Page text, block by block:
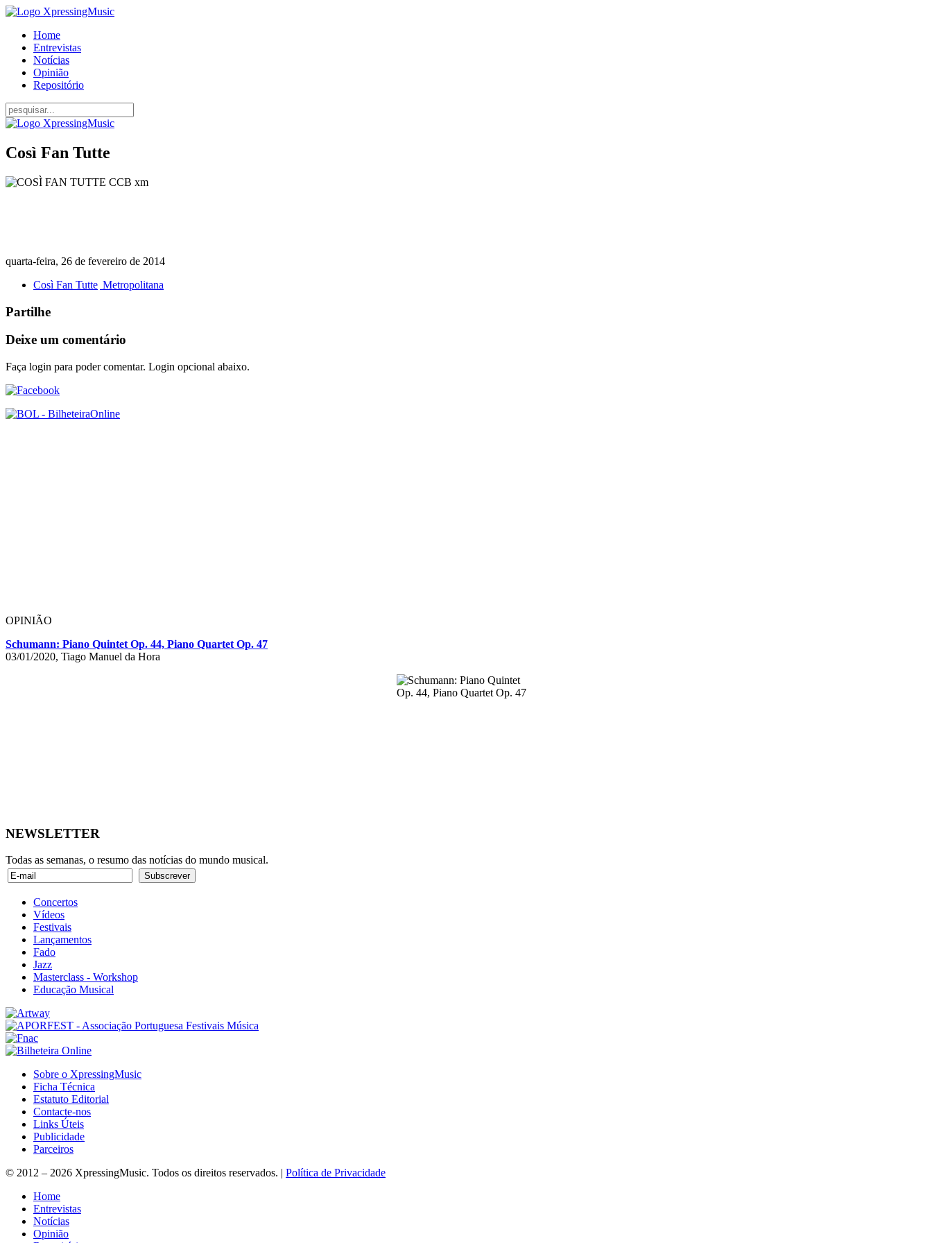
Home
Entrevistas
Notícias
Opinião
Repositório
Così Fan Tutte
quarta-feira, 26 de fevereiro de 2014
Così Fan Tutte Metropolitana
Partilhe
Deixe um comentário
Faça login para poder comentar. Login opcional abaixo.
OPINIÃO
Schumann: Piano Quintet Op. 44, Piano Quartet Op. 47
03/01/2020, Tiago Manuel da Hora
NEWSLETTER
Todas as semanas, o resumo das notícias do mundo musical.
Concertos
Vídeos
Festivais
Lançamentos
Fado
Jazz
Masterclass - Workshop
Educação Musical
Sobre o XpressingMusic
Ficha Técnica
Estatuto Editorial
Contacte-nos
Links Úteis
Publicidade
Parceiros
© 2012 – 2026 XpressingMusic. Todos os direitos reservados. | Política de Privacidade
Home
Entrevistas
Notícias
Opinião